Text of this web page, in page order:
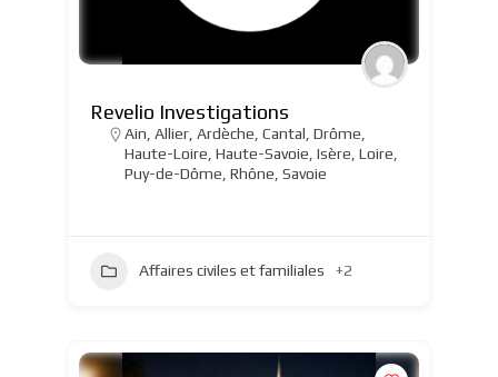
Revelio Investigations
Ain Allier, Ardèche Cantal Drôme
Haute-Loire Haute-Savoie Isère Loire
Puy-de-Dôme Rhône Savoie
Affaires civiles et familiales +2